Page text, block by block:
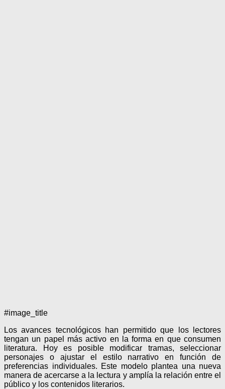
#image_title
Los avances tecnológicos han permitido que los lectores
tengan un papel más activo en la forma en que consumen
literatura. Hoy es posible modificar tramas, seleccionar
personajes o ajustar el estilo narrativo en función de
preferencias individuales. Este modelo plantea una nueva
manera de acercarse a la lectura y amplía la relación entre el
público y los contenidos literarios.